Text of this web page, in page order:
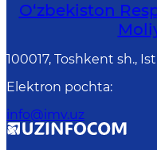
O‘zbekiston
100017, Toshkent sh.,
Elektron pochta:
info@imv.uz